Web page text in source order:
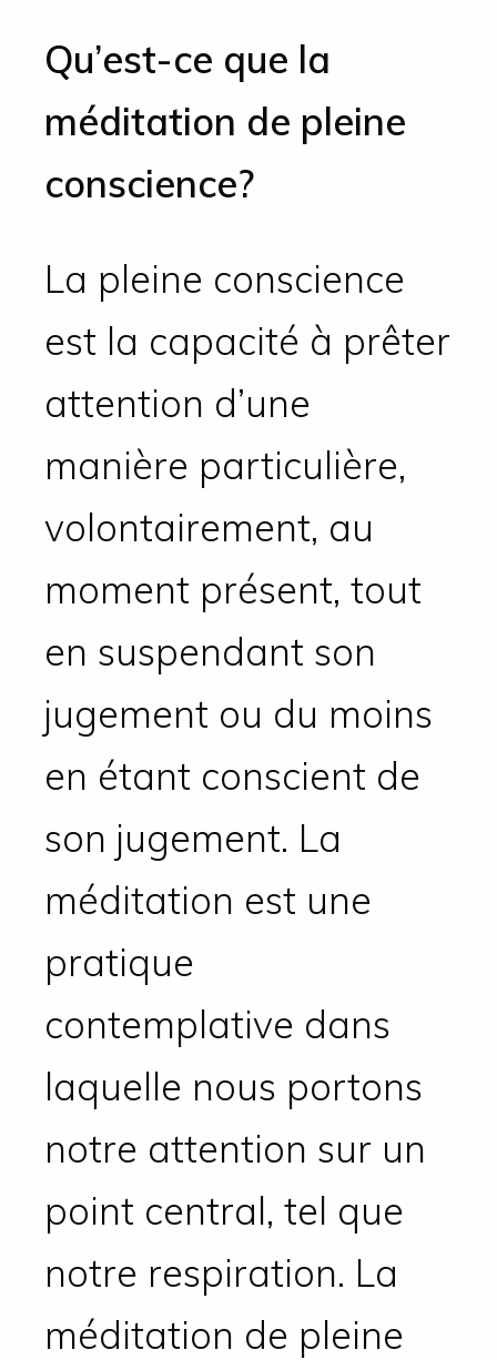
Qu’est-ce que la
méditation de pleine
conscience?
La pleine conscience
est la capacité à prêter
attention d’une
manière particulière,
volontairement, au
moment présent, tout
en suspendant son
jugement ou du moins
en étant conscient de
son jugement. La
méditation est une
pratique
contemplative dans
laquelle nous portons
notre attention sur un
point central, tel que
notre respiration. La
méditation de pleine